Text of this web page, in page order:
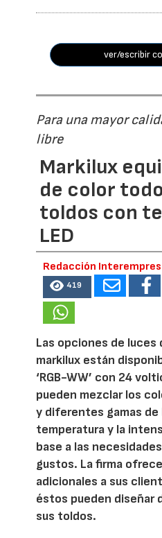
ver/escribir
Para una mayor
libre
Markilux
de color
toldos con
LED
Redacción
419
Las opciones de luces
markilux están
‘RGB-WW’ con 24
pueden mezclar los
y diferentes gamas de
temperatura y la
base a las
gustos. La firma
adicionales a sus
éstos pueden diseñar
sus toldos.